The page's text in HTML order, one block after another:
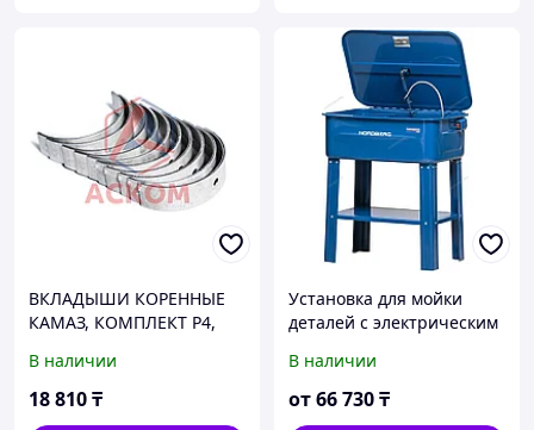
ВКЛАДЫШИ КОРЕННЫЕ
КАМАЗ, КОМПЛЕКТ Р4,
В наличии
18 810₸
Установка для мойки
деталей с электрическим
В наличии
от66 730₸